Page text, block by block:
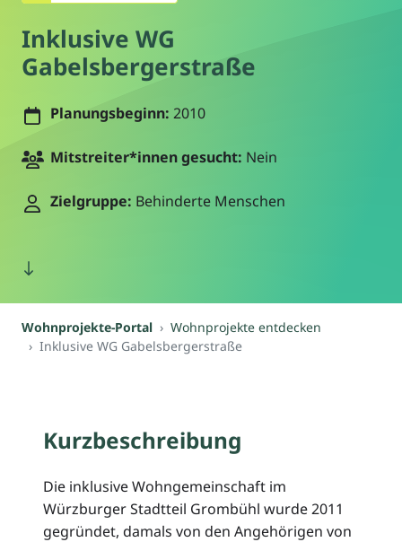
Inklusive WG
Gabelsbergerstraße
Planungsbeginn: 2010
Mitstreiter*innen gesucht: Nein
Zielgruppe: Behinderte Menschen
Wohnprojekte-Portal
Wohnprojekte entdecken
Inklusive WG Gabelsbergerstraße
Kurzbeschreibung
Die inklusive Wohngemeinschaft im
Würzburger Stadtteil Grombühl wurde 2011
gegründet, damals von den Angehörigen von